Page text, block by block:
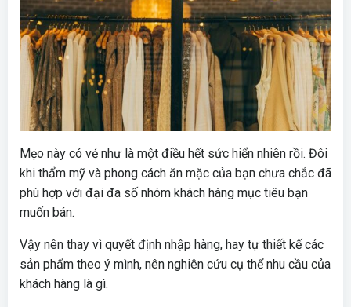
Mẹo này có vẻ như là một điều hết sức hiển nhiên rồi. Đôi
khi thẩm mỹ và phong cách ăn mặc của bạn chưa chắc đã
phù hợp với đại đa số nhóm khách hàng mục tiêu bạn
muốn bán.
Vậy nên thay vì quyết định nhập hàng, hay tự thiết kế các
sản phẩm theo ý mình, nên nghiên cứu cụ thể nhu cầu của
khách hàng là gì.